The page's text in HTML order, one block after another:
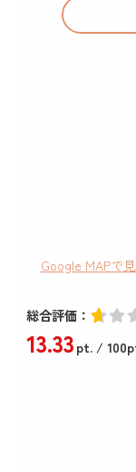
Google MAPで
総合評価：
13.33pt./